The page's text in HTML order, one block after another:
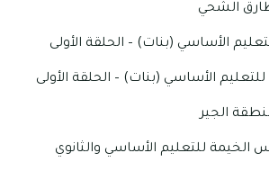
الشحي
الأساسي (بنات) – الحلقة الأولى
الأساسي (بنات) – الحلقة الأولى
الجير
للتعليم الأساسي والثانوي